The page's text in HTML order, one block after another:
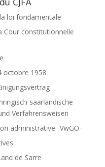
la loi fondamentale
Cour constitutionnelle
octobre 1958
saarländische
Verfahrensweisen
administrative -VwGO-
de Sarre